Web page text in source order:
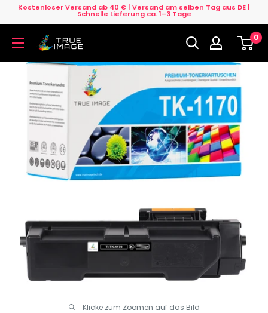
Direkt
zum
Inhalt
Kostenloser Versand ab 40 € | Versand am selben Tag aus DE |
Schnelle Lieferung ca. 1–3 Tage
True
0
Klicke zum Zoomen auf das Bild